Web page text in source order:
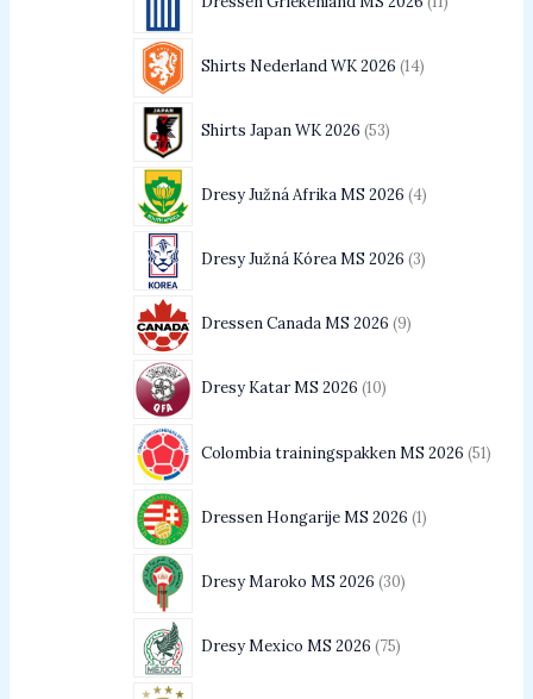
Shirts Nederland WK 2026 14
Shirts Japan WK 2026 53
Dresy Južná Afrika MS 2026 4
Dresy Južná Kórea MS 2026 3
Dressen Canada MS 2026 9
Dresy Katar MS 2026 10
Colombia trainingspakken MS 2026 51
Dressen Hongarije MS 2026 1
Dresy Maroko MS 2026 30
Dresy Mexico MS 2026 75